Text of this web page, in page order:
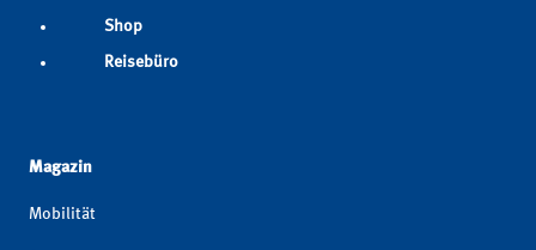
Shop
Reisebüro
Magazin
Mobilität